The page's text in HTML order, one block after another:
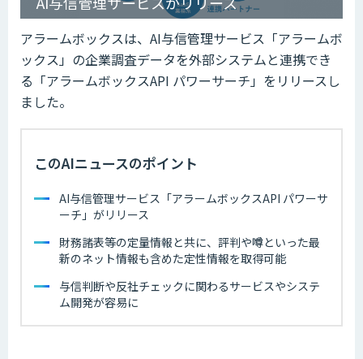
アラームボックスは、AI与信管理サービス「アラームボ
ックス」の企業調査データを外部システムと連携でき
る「アラームボックスAPI パワーサーチ」をリリースし
ました。
このAIニュースのポイント
AI与信管理サービス「アラームボックスAPI パワーサ
ーチ」がリリース
財務諸表等の定量情報と共に、評判や噂といった最
新のネット情報も含めた定性情報を取得可能
与信判断や反社チェックに関わるサービスやシステ
ム開発が容易に